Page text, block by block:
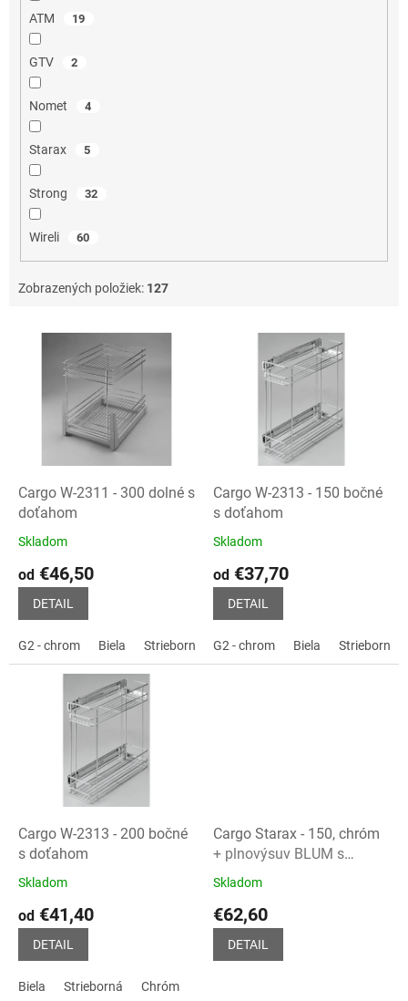
ATM 19
GTV 2
Nomet 4
Starax 5
Strong 32
Wireli 60
Zobrazených položiek: 127
Cargo W-2311 - 300 dolné s
doťahom
Priemerné
produktu
5,0
5
hviezdičiek.
Skladom
od €46,50
DETAIL
G2 - chrom Biela Strieborná
Cargo W-2313 - 150 bočné
s doťahom
Priemerné
produktu
5,0
5
hviezdičiek.
Skladom
od €37,70
DETAIL
G2 - chrom Biela Strieborná
Cargo W-2313 - 200 bočné
s doťahom
Priemerné
produktu
5,0
5
Skladom
od €41,40
DETAIL
Biela Strieborná Chróm
Cargo Starax - 150, chróm
+ plnovýsuv BLUM s
dotlmením
Priemerné
produktu
5,0
Skladom
€62,60
DETAIL